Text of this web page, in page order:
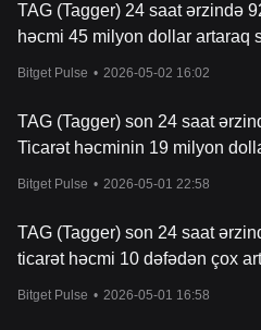
TAG (Tagger) 24 saat ərzində
həcmi 45 milyon dollar artaraq
Bitget Pulse • 2026-05-02 16:02
TAG (Tagger) son 24 saat
Ticarət həcminin 19 milyon
Bitget Pulse • 2026-05-01 22:58
TAG (Tagger) son 24 saat
ticarət həcmi 10 dəfədən çox
Bitget Pulse • 2026-05-01 16:58